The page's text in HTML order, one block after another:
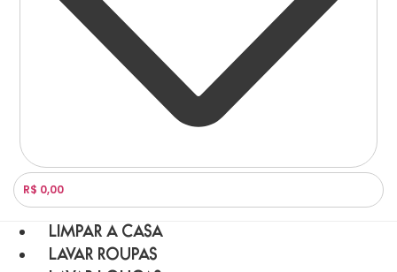
R$ 0,00
LIMPAR A CASA
LAVAR ROUPAS